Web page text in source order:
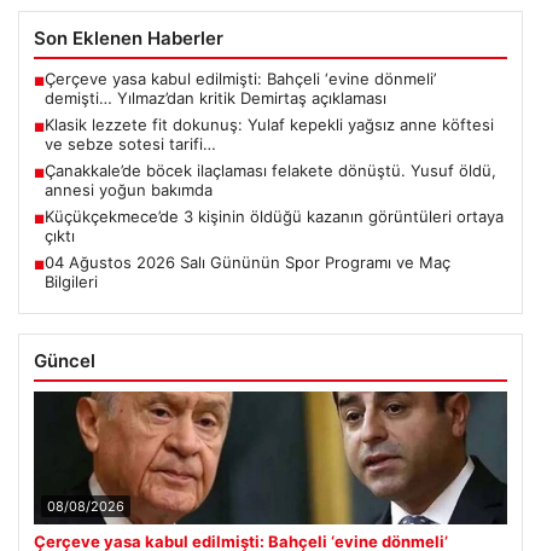
Son Eklenen Haberler
■Çerçeve yasa kabul edilmişti: Bahçeli ‘evine dönmeli’
demişti… Yılmaz’dan kritik Demirtaş açıklaması
■Klasik lezzete fit dokunuş: Yulaf kepekli yağsız anne köftesi
ve sebze sotesi tarifi…
■Çanakkale’de böcek ilaçlaması felakete dönüştü. Yusuf öldü,
annesi yoğun bakımda
■Küçükçekmece’de 3 kişinin öldüğü kazanın görüntüleri ortaya
çıktı
■04 Ağustos 2026 Salı Gününün Spor Programı ve Maç
Bilgileri
Güncel
08/08/2026
Çerçeve yasa kabul edilmişti: Bahçeli ‘evine dönmeli’